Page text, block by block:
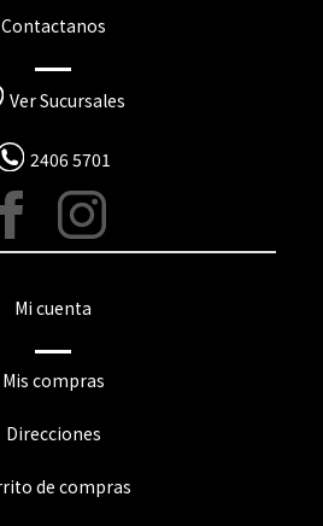
Contactanos
Ver Sucursales
2406 5701
Mi cuenta
Mis compras
Direcciones
de compras